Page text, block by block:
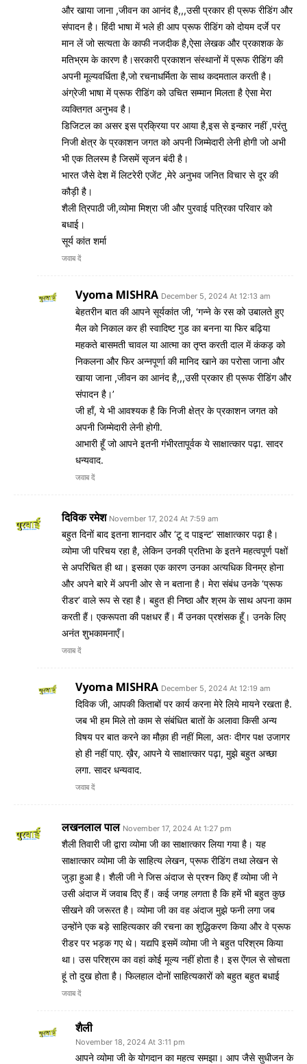
और खाया जाना ,जीवन का आनंद है,,,उसी प्रकार ही प्रूफ रीडिंग और
संपादन है। हिंदी भाषा में भले ही आप प्रूफ रीडिंग को दोयम दर्जे पर
मान लें जो सत्यता के काफी नजदीक है,ऐसा लेखक और प्रकाशक के
मतिभ्रम के कारण है।सरकारी प्रकाशन संस्थानों में प्रूफ रीडिंग की
अपनी मूल्यवर्धिता है,जो रचनाधर्मिता के साथ कदमताल करती है।
अंग्रेजी भाषा में प्रूफ रीडिंग को उचित सम्मान मिलता है ऐसा मेरा
व्यक्तिगत अनुभव है।
डिजिटल का असर इस प्रक्रिया पर आया है,इस से इन्कार नहीं ,परंतु
निजी क्षेत्र के प्रकाशन जगत को अपनी जिम्मेदारी लेनी होगी जो अभी
भी एक तिलस्म है जिसमें सृजन बंदी है।
भारत जैसे देश में लिटरेरी एजेंट ,मेरे अनुभव जनित विचार से दूर की
कौड़ी है।
शैली त्रिपाठी जी,व्योमा मिश्रा जी और पुरवाई पत्रिका परिवार को
बधाई।
सूर्य कांत शर्मा
जवाब दें
Vyoma MISHRA December 5, 2024 At 12:13 am
बेहतरीन बात की आपने सूर्यकांत जी, ‘गन्ने के रस को उबालते हुए
मैल को निकाल कर ही स्वादिष्ट गुड का बनना या फिर बढ़िया
महकते बासमती चावल या आत्मा का तृप्त करती दाल में कंकड़ को
निकलना और फिर अन्नपूर्णा की मानिद खाने का परोसा जाना और
खाया जाना ,जीवन का आनंद है,,,उसी प्रकार ही प्रूफ रीडिंग और
संपादन है।’
जी हाँ, ये भी आवश्यक है कि निजी क्षेत्र के प्रकाशन जगत को
अपनी जिम्मेदारी लेनी होगी.
आभारी हूँ जो आपने इतनी गंभीरतापूर्वक ये साक्षात्कार पढ़ा. सादर
धन्यवाद.
जवाब दें
दिविक रमेश November 17, 2024 At 7:59 am
बहुत दिनों बाद इतना शानदार और ‘टू द पाइन्ट’ साक्षात्कार पढ़ा है।
व्योमा जी परिचय रहा है, लेकिन उनकी प्रतिभा के इतने महत्वपूर्ण पक्षों
से अपरिचित ही था। इसका एक कारण उनका अत्यधिक विनम्र होना
और अपने बारे में अपनी ओर से न बताना है। मेरा संबंध उनके ‘प्रूफ
रीडर’ वाले रूप से रहा है। बहुत ही निष्ठा और श्रम के साथ अपना काम
करती हैं। एकरूपता की पक्षधर हैं। मैं उनका प्रशंसक हूँ। उनके लिए
अनंत शुभकामनाएँ।
जवाब दें
Vyoma MISHRA December 5, 2024 At 12:19 am
दिविक जी, आपकी किताबों पर कार्य करना मेरे लिये मायने रखता है.
जब भी हम मिले तो काम से संबंधित बातों के अलावा किसी अन्य
विषय पर बात करने का मौक़ा ही नहीं मिला, अतः दीगर पक्ष उजागर
हो ही नहीं पाए. ख़ैर, आपने ये साक्षात्कार पढ़ा, मुझे बहुत अच्छा
लगा. सादर धन्यवाद.
जवाब दें
लखनलाल पाल November 17, 2024 At 1:27 pm
शैली तिवारी जी द्वारा व्योमा जी का साक्षात्कार लिया गया है। यह
साक्षात्कार व्योमा जी के साहित्य लेखन, प्रूफ रीडिंग तथा लेखन से
जुड़ा हुआ है। शैली जी ने जिस अंदाज से प्रश्न किए हैं व्योमा जी ने
उसी अंदाज में जवाब दिए हैं। कई जगह लगता है कि हमें भी बहुत कुछ
सीखने की जरूरत है। व्योमा जी का वह अंदाज मुझे फनी लगा जब
उन्होंने एक बड़े साहित्यकार की रचना का शुद्धिकरण किया और वे प्रूफ
रीडर पर भड़क गए थे। यद्यपि इसमें व्योमा जी ने बहुत परिश्रम किया
था। उस परिश्रम का वहां कोई मूल्य नहीं होता है। इस ऐंगल से सोचता
हूं तो दुख होता है। फिलहाल दोनों साहित्यकारों को बहुत बहुत बधाई
जवाब दें
शैली
November 18, 2024 At 3:11 pm
आपने व्योमा जी के योगदान का महत्व समझा। आप जैसे सुधीजन के